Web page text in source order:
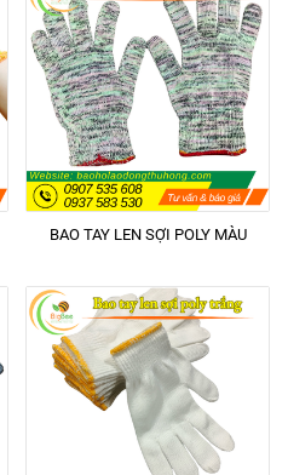
BAO TAY LEN SỢI POLY MÀU